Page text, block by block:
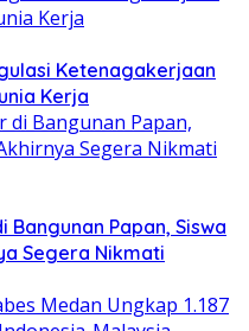
Ketenagakerjaan
Kerja
Papan, Siswa
Segera Nikmati